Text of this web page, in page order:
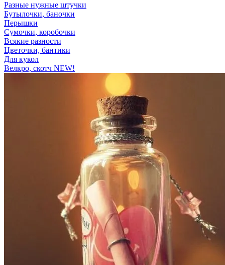
Разные нужные штучки
Бутылочки, баночки
Перышки
Сумочки, коробочки
Всякие разности
Цветочки, бантики
Для кукол
Велкро, скотч NEW!